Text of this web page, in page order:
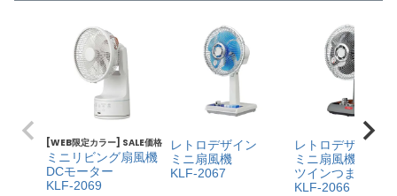
[WEB限定カラー] SALE価格
ミニリビング扇風機
DCモーター
KLF-2069
レトロデザイン
ミニ扇風機
KLF-2067
レトロデザイン
ミニ扇風機
ツインつまみ
KLF-2066